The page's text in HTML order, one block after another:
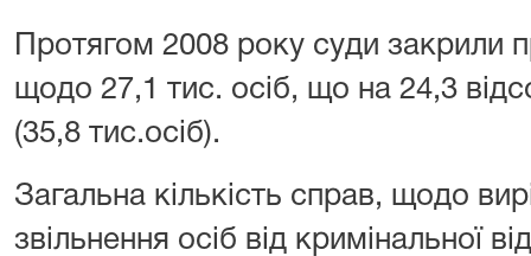
Протягом 2008 року суди закрили
щодо 27,1 тис. осіб, що на 24,3
(35,8 тис.осіб).
Загальна кількість справ, щодо
звільнення осіб від кримінальної